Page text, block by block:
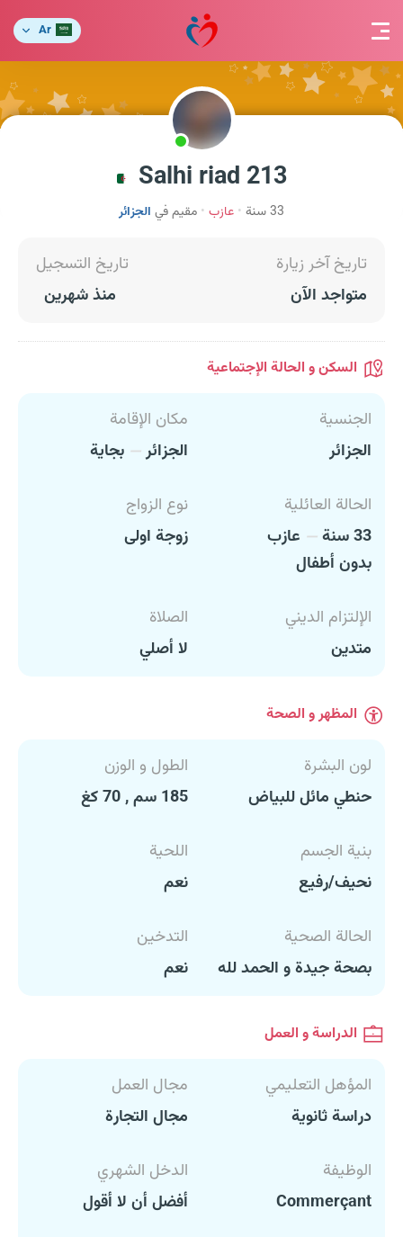
Ar
Salhi riad 213
33 سنة عازب مقيم في الجزائر
تاريخ آخر زيارة
متواجد الآن
تاريخ التسجيل
منذ شهرين
السكن و الحالة الإجتماعية
الجنسية
الجزائر
مكان الإقامة
الجزائر
بجاية
الحالة العائلية
33 سنة
عازب
بدون أطفال
نوع الزواج
زوجة اولى
الإلتزام الديني
متدين
الصلاة
لا أصلي
المظهر و الصحة
لون البشرة
حنطي مائل للبياض
الطول و الوزن
185 سم , 70 كغ
بنية الجسم
نحيف/رفيع
اللحية
نعم
الحالة الصحية
بصحة جيدة و الحمد لله
التدخين
نعم
الدراسة و العمل
المؤهل التعليمي
دراسة ثانوية
مجال العمل
مجال التجارة
الوظيفة
Commerçant
الدخل الشهري
أفضل أن لا أقول